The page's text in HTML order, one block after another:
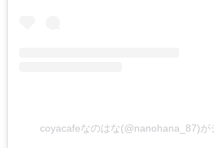
coyacafeなのはな(@nanohana_87)が